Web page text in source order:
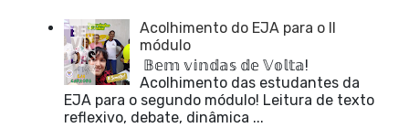
Acolhimento do EJA para o II
módulo
𝔹𝕖𝕞 𝕧𝕚𝕟𝕕𝕒𝕤 𝕕𝕖 𝕍𝕠𝕝𝕥𝕒!
Acolhimento das estudantes da
EJA para o segundo módulo! Leitura de texto
reflexivo, debate, dinâmica ...